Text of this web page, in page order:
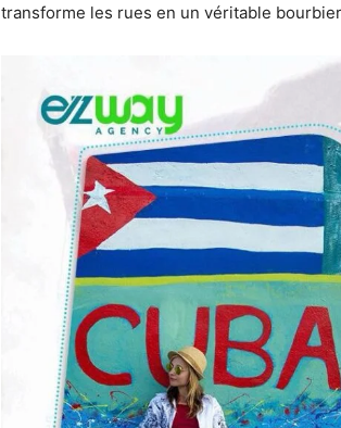
transforme les rues en un véritable